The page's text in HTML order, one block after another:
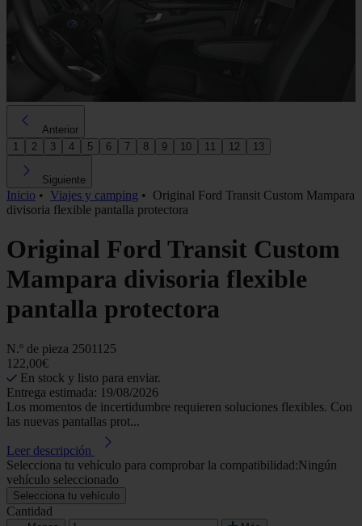
Anterior
1
2 3 4 5 6 7 8 9 10 11 12 13
Siguiente
Inicio • Viajes y camping • Original Ford Transit Custom Mampara
divisoria flexible pantalla protectora
Original Ford Transit Custom
Mampara divisoria flexible
pantalla protectora
N.º de pieza 2501125
122,00€
En stock y listo para enviar.
Entrega estimada: 19/08/2026
Los momentos de incertidumbre requieren soluciones flexibles. Con
las nuevas pantallas prot...
Leer descripción
Selecciona tu vehículo para comprobar la compatibilidad:Ningún
vehículo seleccionado
Selecciona tu vehículo
Cantidad